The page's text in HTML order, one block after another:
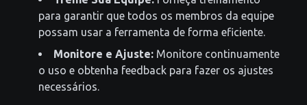
para garantir que todos os membros da equipe
possam usar a ferramenta de forma eficiente.
Monitore e Ajuste: Monitore continuamente
o uso e obtenha feedback para fazer os ajustes
necessários.